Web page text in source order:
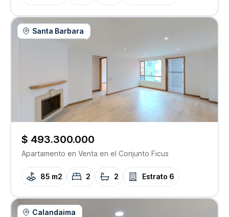
Santa Barbara
$ 493.300.000
Apartamento en Venta en el Conjunto Ficus
85 m2 2 2 Estrato 6
Calandaima